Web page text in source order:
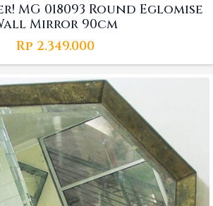
MG 018093 Round Eglomise
Mirror 90cm
Rp 2.349.000